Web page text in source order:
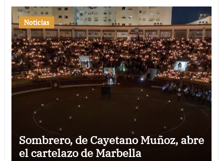
Noticias
Sombrero, de Cayetano Muñoz, abre
el cartelazo de Marbella